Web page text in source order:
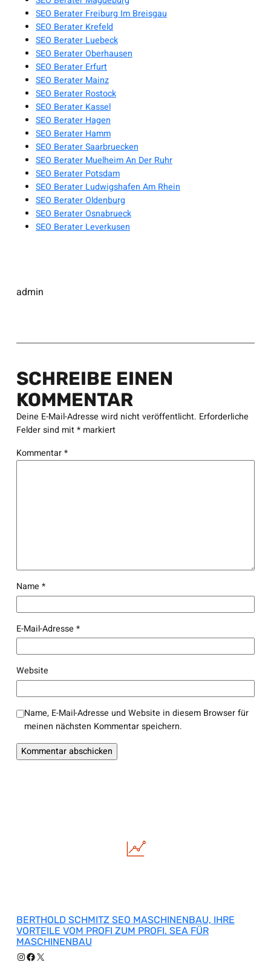
SEO Berater Freiburg Im Breisgau
SEO Berater Krefeld
SEO Berater Luebeck
SEO Berater Oberhausen
SEO Berater Erfurt
SEO Berater Mainz
SEO Berater Rostock
SEO Berater Kassel
SEO Berater Hagen
SEO Berater Hamm
SEO Berater Saarbruecken
SEO Berater Muelheim An Der Ruhr
SEO Berater Potsdam
SEO Berater Ludwigshafen Am Rhein
SEO Berater Oldenburg
SEO Berater Osnabrueck
SEO Berater Leverkusen
admin
SCHREIBE EINEN
KOMMENTAR
Deine E-Mail-Adresse wird nicht veröffentlicht. Erforderliche
Felder sind mit*markiert
Kommentar*
Name *
E-Mail-Adresse *
Website
Name, E-Mail-Adresse und Website in diesem Browser für
meinen nächsten Kommentar speichern.
BERTHOLD SCHMITZ SEO MASCHINENBAU, IHRE
VORTEILE VOM PROFI ZUM PROFI. SEA FÜR
MASCHINENBAU
Instagram
Facebook
X